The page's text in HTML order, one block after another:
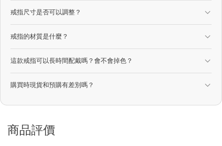
戒指尺寸是否可以調整？
戒指的材質是什麼？
這款戒指可以長時間配戴嗎？會不會掉色？
購買時現貨和預購有差別嗎？
商品評價